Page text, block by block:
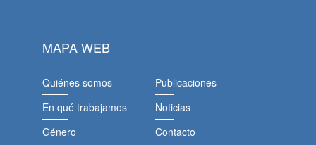
MAPA WEB
Quiénes somos
En qué trabajamos
Género
Publicaciones
Noticias
Contacto